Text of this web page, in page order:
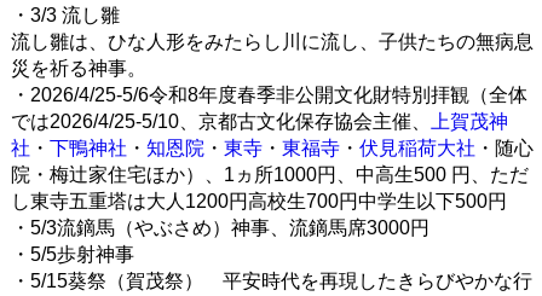
・3/3 流し雛
流し雛は、ひな人形をみたらし川に流し、子供たちの無病息
災を祈る神事。
・2026/4/25-5/6令和8年度春季非公開文化財特別拝観（全体
では2026/4/25-5/10、京都古文化保存協会主催、
上賀茂神
社 ・ 下鴨神社 ・ 知恩院 ・ 東寺・ 東福寺・ 伏見稲荷大社 ・随心
院・梅辻家住宅ほか）、1ヵ所1000円、中高生500 円、ただ
し東寺五重塔は大人1200円高校生700円中学生以下500円
・5/3流鏑馬（やぶさめ）神事、流鏑馬席3000円
・5/5歩射神事
・5/15葵祭（賀茂祭） 平安時代を再現したきらびやかな行